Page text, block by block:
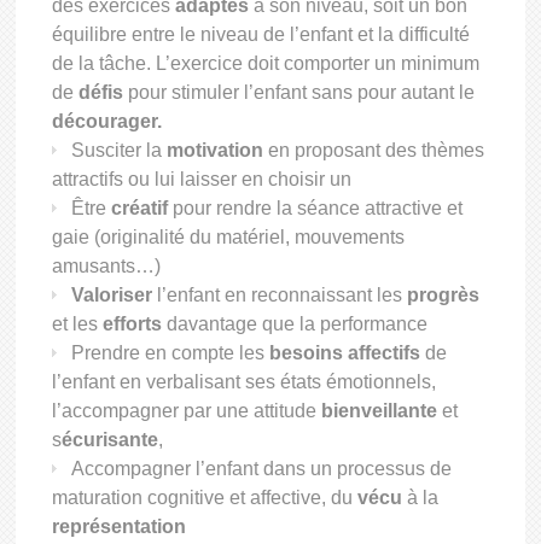
des exercicesadaptés à son niveau, soit un bon
équilibre entre le niveau de l’enfant et la difficulté
de la tâche. L’exercice doit comporter un minimum
dedéfis pour stimuler l’enfant sans pour autant le
décourager.
Susciter la motivation en proposant des thèmes
attractifs ou lui laisser en choisir un
Être créatif pour rendre la séance attractive et
gaie (originalité du matériel, mouvements
amusants…)
Valoriser l’enfant en reconnaissant les progrès
et lesefforts davantage que la performance
Prendre en compte les besoins affectifs de
l’enfant en verbalisant ses états émotionnels,
l’accompagner par une attitude bienveillanteet
sécurisante,
Accompagner l’enfant dans un processus de
maturation cognitive et affective, duvécu à la
représentation